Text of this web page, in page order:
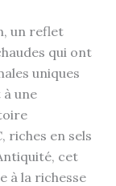
un reflet
qui ont
uniques
une
riches en sels
cet
à la richesse